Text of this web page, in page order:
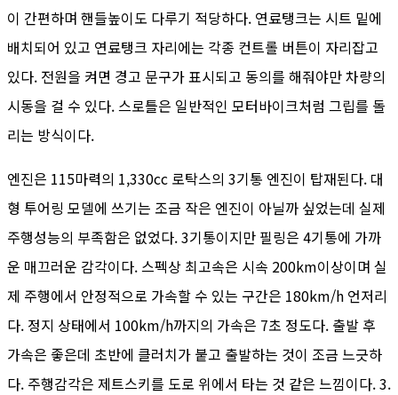
이 간편하며 핸들높이도 다루기 적당하다. 연료탱크는 시트 밑에
배치되어 있고 연료탱크 자리에는 각종 컨트롤 버튼이 자리잡고
있다. 전원을 켜면 경고 문구가 표시되고 동의를 해줘야만 차량의
시동을 걸 수 있다. 스로틀은 일반적인 모터바이크처럼 그립를 돌
리는 방식이다.
엔진은 115마력의 1,330cc 로탁스의 3기통 엔진이 탑재된다. 대
형 투어링 모델에 쓰기는 조금 작은 엔진이 아닐까 싶었는데 실제
주행성능의 부족함은 없었다. 3기통이지만 필링은 4기통에 가까
운 매끄러운 감각이다. 스펙상 최고속은 시속 200km이상이며 실
제 주행에서 안정적으로 가속할 수 있는 구간은 180km/h 언저리
다. 정지 상태에서 100km/h까지의 가속은 7초 정도다. 출발 후
가속은 좋은데 초반에 클러치가 붙고 출발하는 것이 조금 느긋하
다. 주행감각은 제트스키를 도로 위에서 타는 것 같은 느낌이다. 3.